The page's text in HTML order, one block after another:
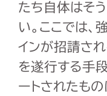
たち自体はそ
い。ここでは
インが招請され
を遂行する手
ートされたも